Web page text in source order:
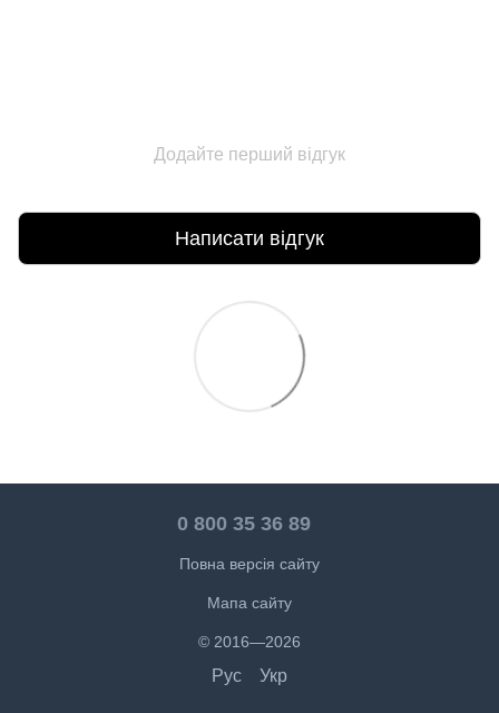
Додайте перший відгук
Написати відгук
0 800 35 36 89
Повна версія сайту
Мапа сайту
© 2016—2026
Рус Укр